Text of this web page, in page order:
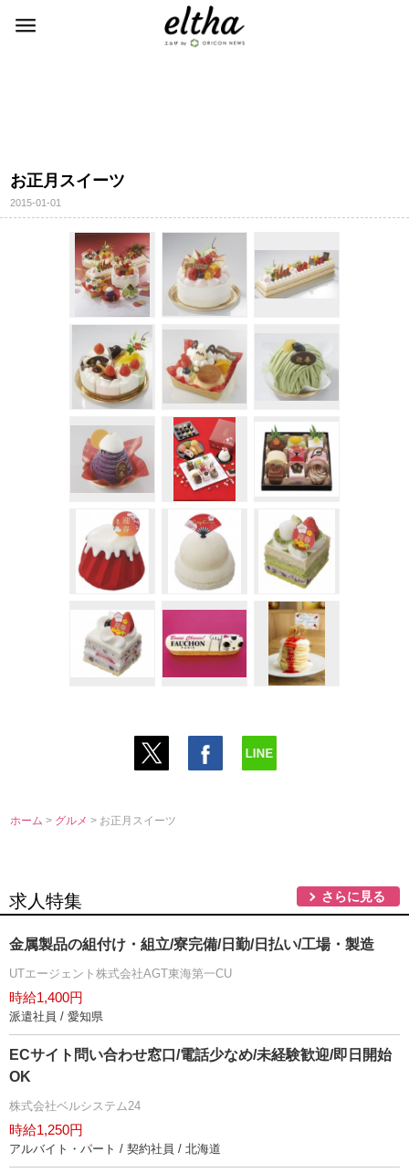
お正月スイーツ
2015-01-01
ホーム > グルメ> お正月スイーツ
求人特集 さらに見る
金属製品の組付け・組立/寮完備/日勤/日払い/工場・製造
UTエージェント株式会社AGT東海第一CU
時給1,400円
派遣社員 / 愛知県
ECサイト問い合わせ窓口/電話少なめ/未経験歓迎/即日開始
OK
株式会社ベルシステム24
時給1,250円
アルバイト・パート / 契約社員 / 北海道